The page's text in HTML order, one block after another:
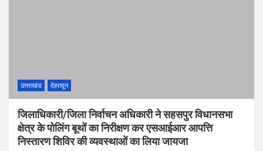
उत्तराखंड देहरादून
जिलाधिकारी/जिला निर्वाचन अधिकारी ने सहसपुर विधानसभा
क्षेत्र के पोलिंग बूथों का निरीक्षण कर एसआईआर आपत्ति
निस्तारण शिविर की व्यवस्थाओं का लिया जायजा